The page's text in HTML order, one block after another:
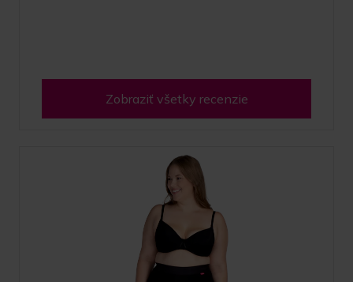
Zobraziť všetky recenzie